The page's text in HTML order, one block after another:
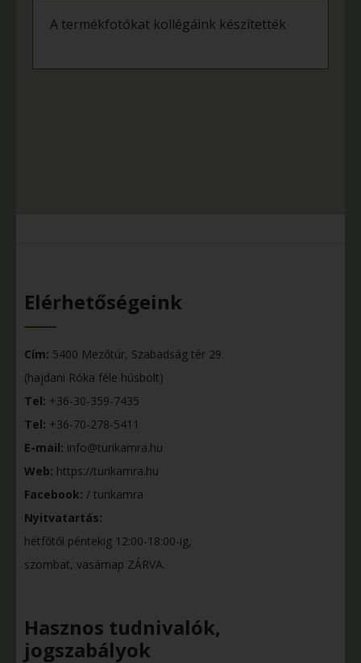
A termékfotókat kollégáink készítették
Elérhetőségeink
Cím: 5400 Mezőtúr, Szabadság tér 29.
(hajdani Róka féle húsbolt)
Tel: +36-30-359-7435
Tel: +36-70-278-5411
E-mail: info@turikamra.hu
Web: https://turikamra.hu
Facebook: / turikamra
Nyitvatartás:
hétfőtől péntekig 12:00-18:00-ig,
szombat, vasárnap ZÁRVA.
Hasznos tudnivalók,
jogszabályok